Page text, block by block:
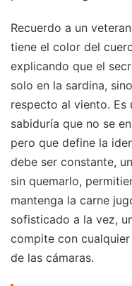
Recuerdo a un
tiene el color del
explicando que el
solo en la sardina,
respecto al viento. Es
sabiduría que no se
pero que define la
debe ser constante,
sin quemarlo,
mantenga la carne
sofisticado a la vez,
compite con
de las cámaras.